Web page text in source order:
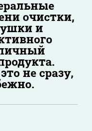
очистки,
и
не сразу,